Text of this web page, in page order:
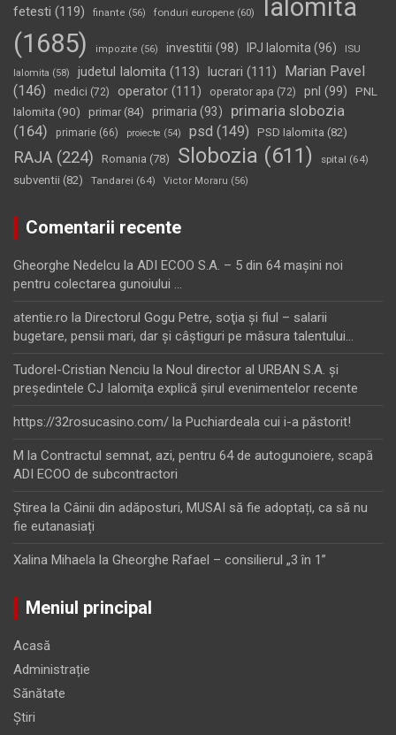
fetesti (119) finante (56) fonduri europene (60)
Ialomita
(1685)
impozite (56) investitii (98) IPJ Ialomita (96) ISU
Ialomita (58) judetul Ialomita (113) lucrari (111)
Marian Pavel
(146)
medici (72) operator (111) operator apa (72) pnl (99)
PNL
Ialomita (90) primar(84) primaria (93)
primaria slobozia
(164)
primarie (66) proiecte (54) psd (149) PSD Ialomita (82)
RAJA (224) Romania (78) Slobozia (611) spital (64)
subventii (82) Tandarei (64) Victor Moraru (56)
Comentarii recente
Gheorghe Nedelcu la ADI ECOO S.A. – 5 din 64 maşini noi
pentru colectarea gunoiului …
atentie.ro la Directorul Gogu Petre, soţia şi fiul – salarii
bugetare, pensii mari, dar şi câştiguri pe măsura talentului…
Tudorel-Cristian Nenciu la Noul director al URBAN S.A. şi
preşedintele CJ Ialomiţa explică şirul evenimentelor recente
https://32rosucasino.com/ la Puchiardeala cui i-a păstorit!
M la Contractul semnat, azi, pentru 64 de autogunoiere, scapă
ADI ECOO de subcontractori
Ştirea la Câinii din adăposturi, MUSAI să fie adoptați, ca să nu
fie eutanasiați
Xalina Mihaela la Gheorghe Rafael – consilierul „3 în 1”
Meniul principal
Acasă
Administrație
Sănătate
Știri